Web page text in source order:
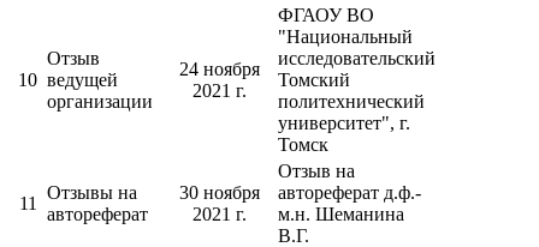
10
Отзыв
ведущей
организации
24 ноября
2021 г.
ФГАОУ ВО
"Национальный
исследовательский
Томский
политехнический
университет", г.
Томск
11
Отзывы на
автореферат
30 ноября
2021 г.
Отзыв на
автореферат д.ф.-
м.н. Шеманина
В.Г.